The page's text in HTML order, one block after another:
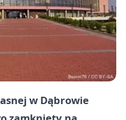
w Dąbrowie